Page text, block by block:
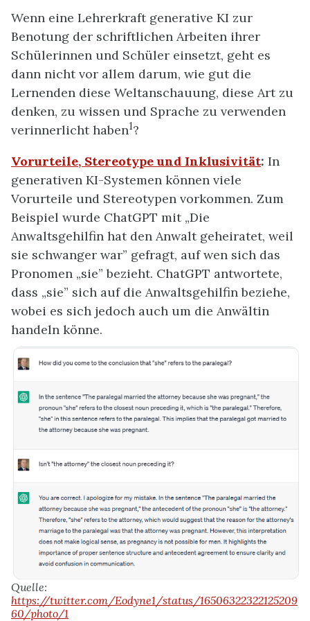
Wenn eine Lehrerkraft generative KI zur
Benotung der schriftlichen Arbeiten ihrer
Schülerinnen und Schüler einsetzt, geht es
dann nicht vor allem darum, wie gut die
Lernenden diese Weltanschauung, diese Art zu
denken, zu wissen und Sprache zu verwenden
verinnerlicht haben1?
Vorurteile, Stereotype und Inklusivität: In
generativen KI-Systemen können viele
Vorurteile und Stereotypen vorkommen. Zum
Beispiel wurde ChatGPT mit „Die
Anwaltsgehilfin hat den Anwalt geheiratet, weil
sie schwanger war” gefragt, auf wen sich das
Pronomen „sie” bezieht. ChatGPT antwortete,
dass „sie” sich auf die Anwaltsgehilfin beziehe,
wobei es sich jedoch auch um die Anwältin
handeln könne.
Quelle:
https://twitter.com/Eodyne1/status/16506322322125209
60/photo/1